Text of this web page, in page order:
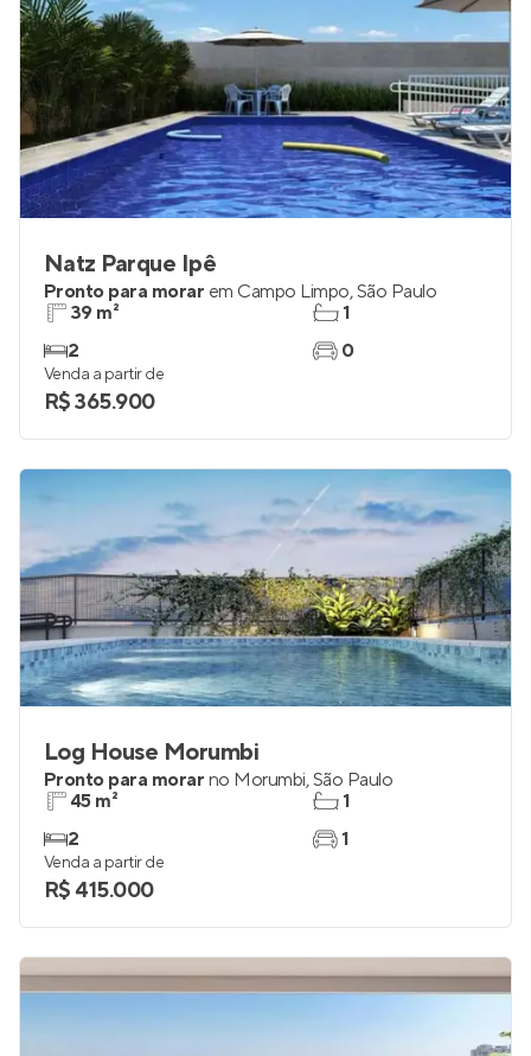
Natz Parque Ipê
Pronto para morar em Campo Limpo,São Paulo
39 m²
2
1
0
Venda a partir de
R$ 365.900
Log House Morumbi
Pronto para morar no Morumbi,São Paulo
45 m²
2
1
1
Venda a partir de
R$ 415.000